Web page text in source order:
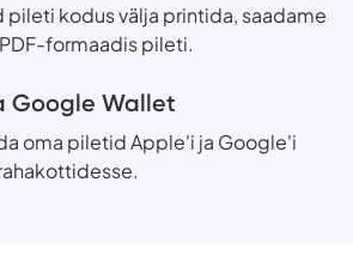
pileti kodus välja printida, saadame
formaadis pileti.
Google Wallet
oma piletid Apple'i ja Google'i